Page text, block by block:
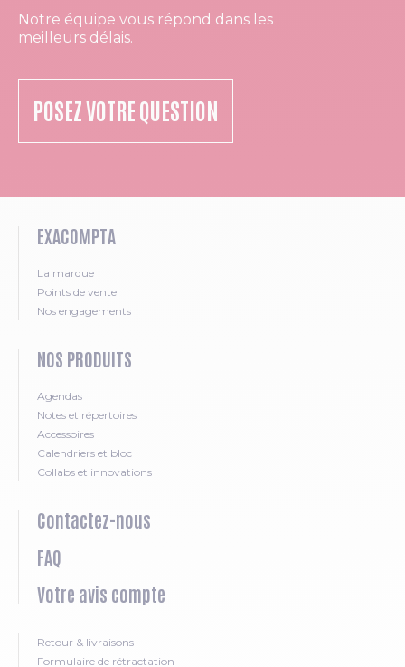
Notre équipe vous répond dans les
meilleurs délais.
POSEZ VOTRE QUESTION
EXACOMPTA
La marque
Points de vente
Nos engagements
NOS PRODUITS
Agendas
Notes et répertoires
Accessoires
Calendriers et bloc
Collabs et innovations
Contactez-nous
FAQ
Votre avis compte
Retour & livraisons
Formulaire de rétractation